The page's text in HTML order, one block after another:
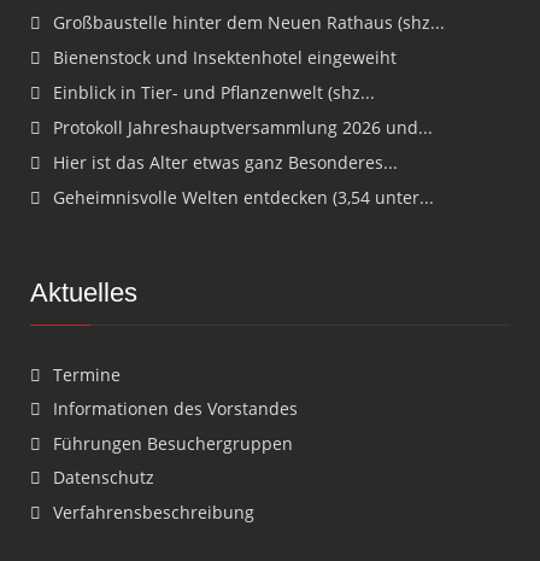
Großbaustelle hinter dem Neuen Rathaus (shz...
Bienenstock und Insektenhotel eingeweiht
Einblick in Tier- und Pflanzenwelt (shz...
Protokoll Jahreshauptversammlung 2026 und...
Hier ist das Alter etwas ganz Besonderes...
Geheimnisvolle Welten entdecken (3,54 unter...
Aktuelles
Termine
Informationen des Vorstandes
Führungen Besuchergruppen
Datenschutz
Verfahrensbeschreibung